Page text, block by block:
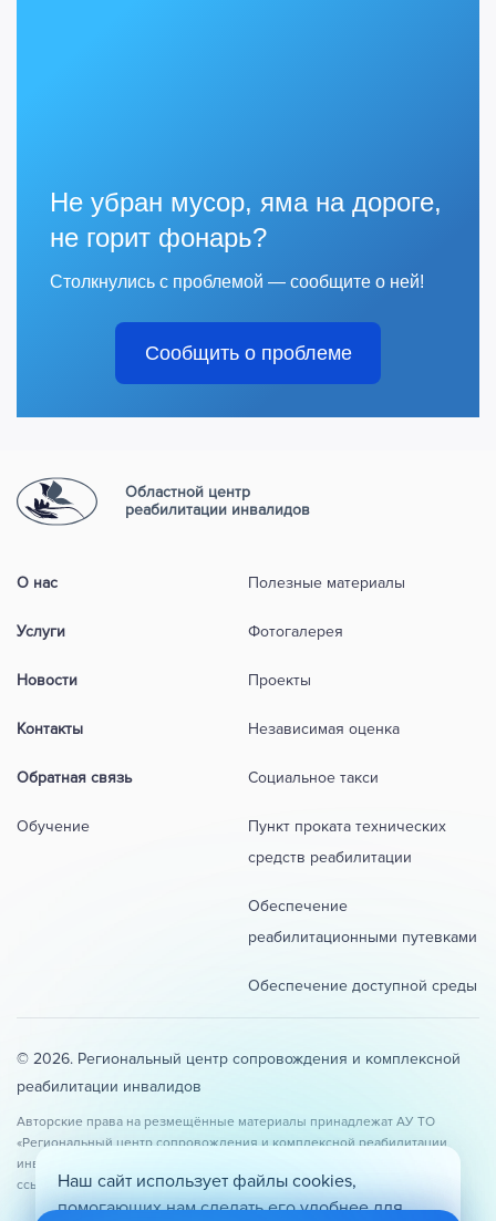
Не убран мусор, яма на дороге,
не горит фонарь?
Столкнулись с проблемой — сообщите о ней!
Сообщить о проблеме
Областной центр
реабилитации инвалидов
О нас
Услуги
Новости
Контакты
Обратная связь
Полезные материалы
Фотогалерея
Проекты
Независимая оценка
Социальное такси
Пункт проката технических
средств реабилитации
Обеспечение
реабилитационными путевками
Обеспечение доступной среды
Обучение
© 2026. Региональный центр сопровождения и комплексной
реабилитации инвалидов
Авторские права на резмещённые материалы принадлежат АУ ТО
«Региональный центр сопровождения и комплексной реабилитации
инвалидов». При копировании и использовании материалов сайта
ссылка на оригинал обязательна.
Наш сайт использует файлы cookies,
помогающих нам сделать его удобнее для